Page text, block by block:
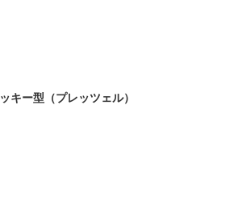
キー型（プレッツェル）